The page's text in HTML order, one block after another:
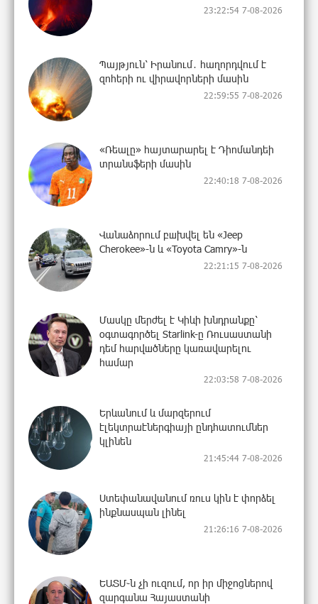
23:22:54 7-08-2026
Պայթյուն՝ Իրանում․ հաղորդվում է
զոհերի ու վիրավորների մասին
22:59:55 7-08-2026
«Ռեալը» հայտարարել է Դիոմանդեի
տրանսֆերի մասին
22:40:18 7-08-2026
Վանաձորում բшխվել են «Jeep
Cherokee»-ն և «Toyota Camry»-ն
22:21:15 7-08-2026
Մասկը մերժել է Կիևի խնդրանքը՝
օգտագործել Starlink-ը Ռուսաստանի
դեմ հարվшծները կառավարելու
համար
22:03:58 7-08-2026
Երևանում և մարզերում
էլեկտրաէներգիայի ընդհատումներ
կլինեն
21:45:44 7-08-2026
Ստեփանավանում ռուս կին է փորձել
ինքնասպան լինել
21:26:16 7-08-2026
ԵԱՏՄ֊ն չի ուզում, որ իր միջոցներով
զարգանա Հայաստանի